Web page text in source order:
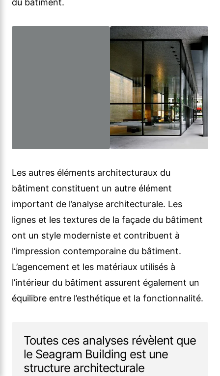
du bâtiment.
Les autres éléments architecturaux du
bâtiment constituent un autre élément
important de l’analyse architecturale. Les
lignes et les textures de la façade du bâtiment
ont un style moderniste et contribuent à
l’impression contemporaine du bâtiment.
L’agencement et les matériaux utilisés à
l’intérieur du bâtiment assurent également un
équilibre entre l’esthétique et la fonctionnalité.
Toutes ces analyses révèlent que
le Seagram Building est une
structure architecturale